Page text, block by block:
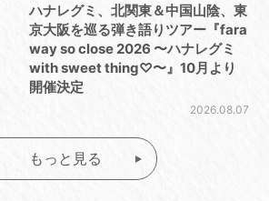
ハナレグミ、北関東＆中国山陰、東
京大阪を巡る弾き語りツアー『fara
way so close 2026 〜ハナレグミ
with sweet thing♡〜』10月より
開催決定
2026.08.07
もっと見る